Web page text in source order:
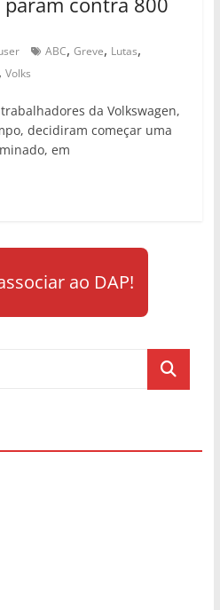
ABC, Greve, Lutas,
Volks
da Volkswagen,
decidiram começar uma
em
ao DAP!